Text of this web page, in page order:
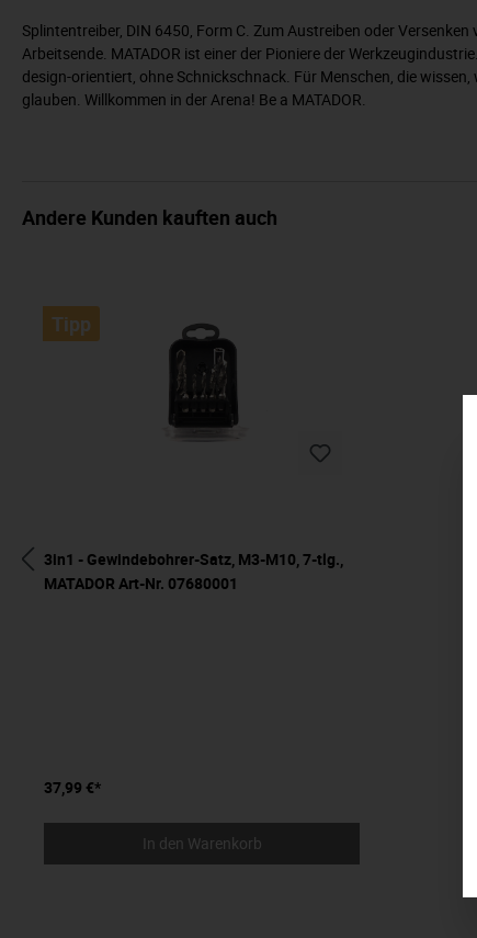
Splintentreiber, DIN 6450, Form C. Zum Austreiben oder
Arbeitsende. MATADOR ist einer der Pioniere der
design-orientiert, ohne Schnickschnack. Für Menschen, die
glauben. Willkommen in der Arena! Be a MATADOR.
Andere Kunden kauften auch
Tipp
3in1 - Gewindebohrer-Satz, M3-M10, 7-tlg.,
MATADOR Art-Nr. 07680001
37,99 €*
In den Warenkorb